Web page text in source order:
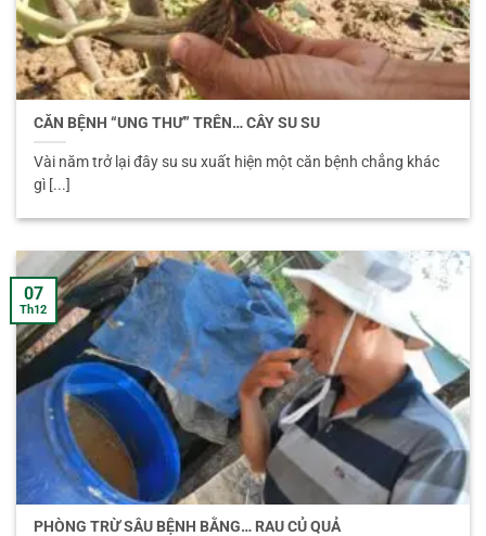
CĂN BỆNH “UNG THƯ” TRÊN… CÂY SU SU
Vài năm trở lại đây su su xuất hiện một căn bệnh chẳng khác
gì [...]
PHÒNG TRỪ SÂU BỆNH BẰNG… RAU CỦ QUẢ
07
Th12